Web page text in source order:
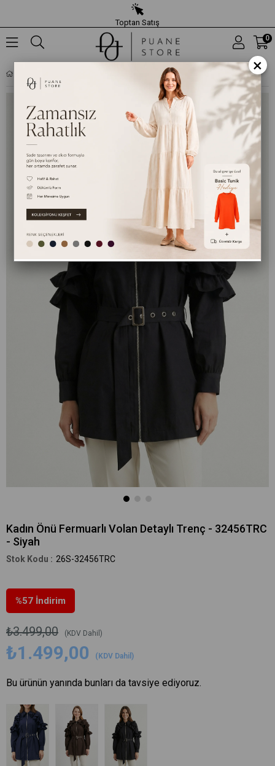
Toptan Satış
0
Kadın Önü Fermuarlı Volan Detaylı Trenç - 32456TRC
- Siyah
26S-32456TRC
%57 İndirim
₺3.499,00 (KDV Dahil)
₺1.499,00 (KDV Dahil)
Bu ürünün yanında bunları da tavsiye ediyoruz.
×